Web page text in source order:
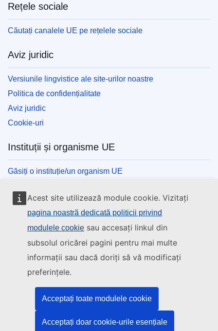
Acest site utilizează module cookie. Vizitați
pagina noastră dedicată politicii privind
modulele cookie sau accesați linkul din
subsolul oricărei pagini pentru mai multe
informații sau dacă doriți să vă modificați
preferințele.
Acceptați toate modulele cookie
Acceptați doar cookie-urile esențiale
Rețele sociale
Căutați canalele UE pe rețelele sociale
Aviz juridic
Versiunile lingvistice ale site-urilor noastre
Politica de confidențialitate
Aviz juridic
Cookie-uri
Instituții și organisme UE
Găsiți o instituție/un organism UE